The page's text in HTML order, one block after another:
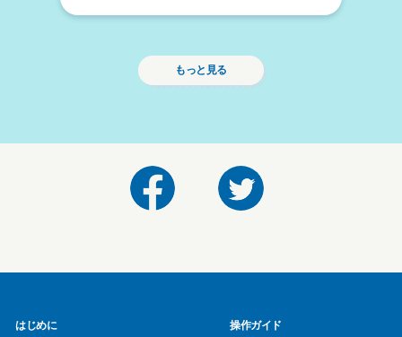
もっと見る
はじめに 操作ガイド